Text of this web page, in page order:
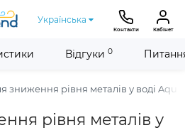
Українська
Контакти Кабінет
зниження рівня металів у воді
рівня металів у
Відгуки 0